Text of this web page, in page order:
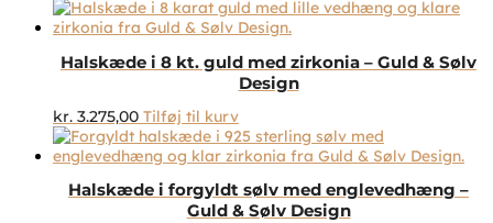
Halskæde i 8 kt. guld med zirkonia – Guld & Sølv
Design
kr. 3.275,00 Tilføj til kurv
Halskæde i forgyldt sølv med englevedhæng –
Guld & Sølv Design